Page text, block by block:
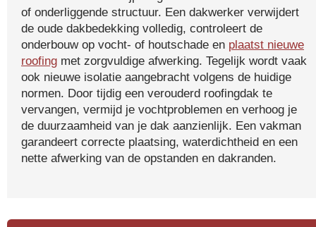
of onderliggende structuur. Een dakwerker verwijdert
de oude dakbedekking volledig, controleert de
onderbouw op vocht- of houtschade en plaatst nieuwe
roofing met zorgvuldige afwerking. Tegelijk wordt vaak
ook nieuwe isolatie aangebracht volgens de huidige
normen. Door tijdig een verouderd roofingdak te
vervangen, vermijd je vochtproblemen en verhoog je
de duurzaamheid van je dak aanzienlijk. Een vakman
garandeert correcte plaatsing, waterdichtheid en een
nette afwerking van de opstanden en dakranden.